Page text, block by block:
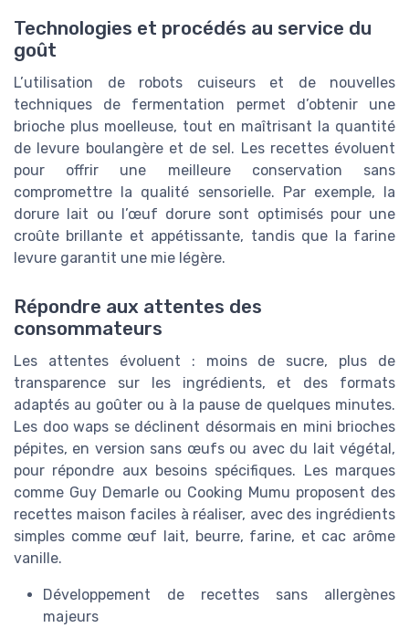
Technologies et procédés au service du
goût
L’utilisation de robots cuiseurs et de nouvelles
techniques de fermentation permet d’obtenir une
brioche plus moelleuse, tout en maîtrisant la quantité
de levure boulangère et de sel. Les recettes évoluent
pour offrir une meilleure conservation sans
compromettre la qualité sensorielle. Par exemple, la
dorure lait ou l’œuf dorure sont optimisés pour une
croûte brillante et appétissante, tandis que la farine
levure garantit une mie légère.
Répondre aux attentes des
consommateurs
Les attentes évoluent : moins de sucre, plus de
transparence sur les ingrédients, et des formats
adaptés au goûter ou à la pause de quelques minutes.
Les doo waps se déclinent désormais en mini brioches
pépites, en version sans œufs ou avec du lait végétal,
pour répondre aux besoins spécifiques. Les marques
comme Guy Demarle ou Cooking Mumu proposent des
recettes maison faciles à réaliser, avec des ingrédients
simples comme œuf lait, beurre, farine, et cac arôme
vanille.
Développement de recettes sans allergènes
majeurs